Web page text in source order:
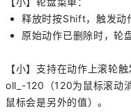
释放时按Shift，触发动
原始动作已删除时，轮
【小】支持在动作上滚轮
oll_-120（120为鼠标滚动
鼠标会是另外的值）。